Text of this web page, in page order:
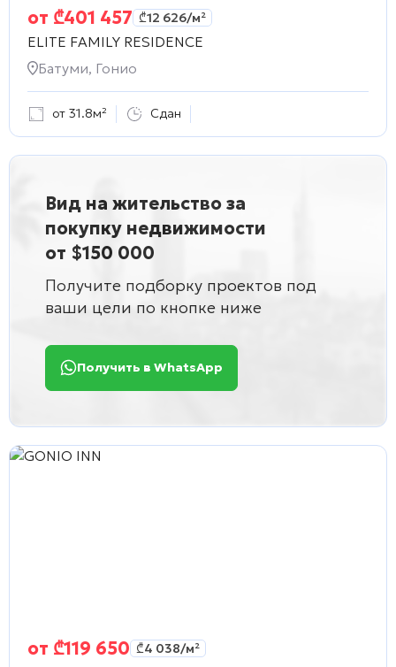
от ₾401 457 ₾12 626/м²
ELITE FAMILY RESIDENCE
Батуми, Гонио
от 31.8м² Сдан
Вид на жительство за
покупку недвижимости
от $150 000
Получите подборку проектов под
ваши цели по кнопке ниже
Получить в WhatsApp
от ₾119 650 ₾4 038/м²